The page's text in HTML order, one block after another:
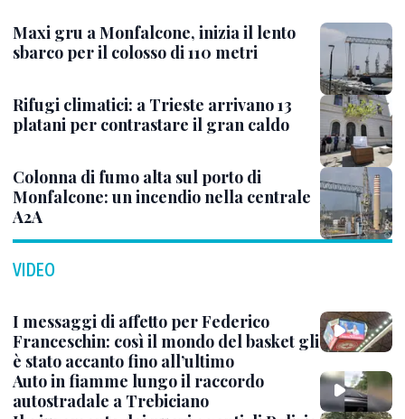
Maxi gru a Monfalcone, inizia il lento
sbarco per il colosso di 110 metri
Rifugi climatici: a Trieste arrivano 13
platani per contrastare il gran caldo
Colonna di fumo alta sul porto di
Monfalcone: un incendio nella centrale
A2A
VIDEO
I messaggi di affetto per Federico
Franceschin: così il mondo del basket gli
è stato accanto fino all’ultimo
Auto in fiamme lungo il raccordo
autostradale a Trebiciano